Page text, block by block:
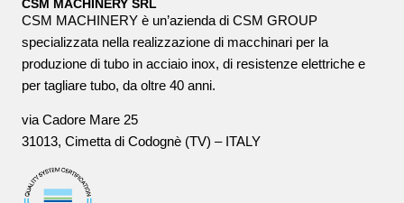
CSM MACHINERY SRL
CSM MACHINERY è un’azienda di CSM GROUP
specializzata nella realizzazione di macchinari per la
produzione di tubo in acciaio inox, di resistenze elettriche e
per tagliare tubo, da oltre 40 anni.
via Cadore Mare 25
31013, Cimetta di Codognè (TV) – ITALY